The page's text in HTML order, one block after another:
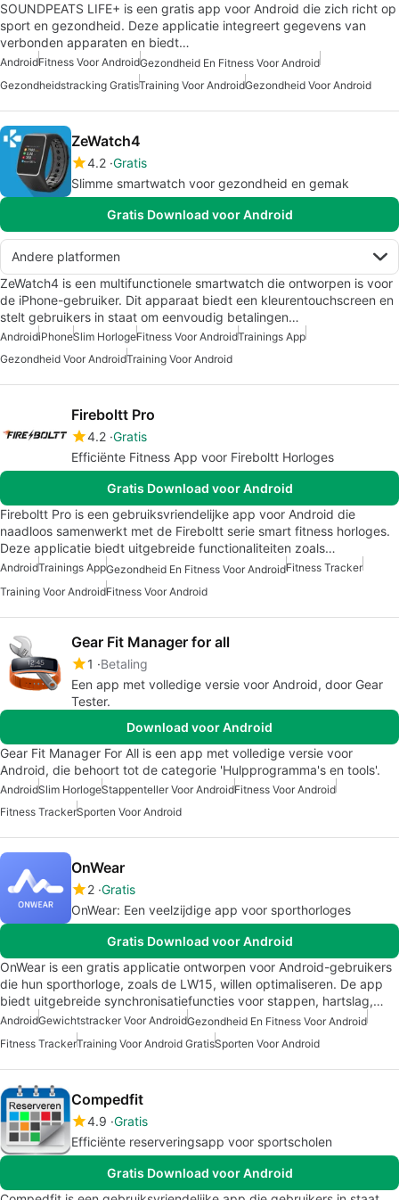
SOUNDPEATS LIFE+ is een gratis app voor Android die zich richt op
sport en gezondheid. Deze applicatie integreert gegevens van
verbonden apparaten en biedt…
AndroidFitness Voor AndroidGezondheid En Fitness Voor Android
Gezondheidstracking GratisTraining Voor AndroidGezondheid Voor Android
ZeWatch4
4.2 Gratis
Slimme smartwatch voor gezondheid en gemak
Gratis Download voor Android
Andere platformen
ZeWatch4 is een multifunctionele smartwatch die ontworpen is voor
de iPhone-gebruiker. Dit apparaat biedt een kleurentouchscreen en
stelt gebruikers in staat om eenvoudig betalingen…
AndroidiPhoneSlim HorlogeFitness Voor AndroidTrainings App
Gezondheid Voor AndroidTraining Voor Android
Fireboltt Pro
4.2 Gratis
Efficiënte Fitness App voor Fireboltt Horloges
Gratis Download voor Android
Fireboltt Pro is een gebruiksvriendelijke app voor Android die
naadloos samenwerkt met de Fireboltt serie smart fitness horloges.
Deze applicatie biedt uitgebreide functionaliteiten zoals…
AndroidTrainings AppGezondheid En Fitness Voor AndroidFitness Tracker
Training Voor AndroidFitness Voor Android
Gear Fit Manager for all
1
Betaling
Een app met volledige versie voor Android, door Gear
Tester.
Download voor Android
Gear Fit Manager For All is een app met volledige versie voor
Android, die behoort tot de categorie 'Hulpprogramma's en tools'.
AndroidSlim HorlogeStappenteller Voor AndroidFitness Voor Android
Fitness TrackerSporten Voor Android
OnWear
2 Gratis
OnWear: Een veelzijdige app voor sporthorloges
Gratis Download voor Android
OnWear is een gratis applicatie ontworpen voor Android-gebruikers
die hun sporthorloge, zoals de LW15, willen optimaliseren. De app
biedt uitgebreide synchronisatiefuncties voor stappen, hartslag,…
AndroidGewichtstracker Voor AndroidGezondheid En Fitness Voor Android
Fitness TrackerTraining Voor Android GratisSporten Voor Android
Compedfit
4.9 Gratis
Efficiënte reserveringsapp voor sportscholen
Gratis Download voor Android